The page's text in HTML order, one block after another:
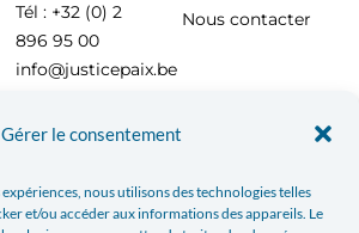
Gérer le consentement
nous utilisons des technologies telles
et/ou accéder aux informations des appareils. Le
Tél : +32 (0) 2
896 95 00
info@justicepaix.be
Nous contacter